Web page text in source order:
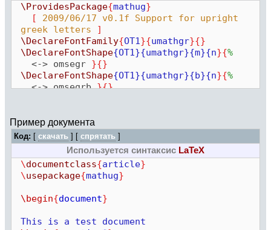
\ProvidesPackage{mathug}
[
2009/06/17 v0.1f Support for upright
greek letters
]
\DeclareFontFamily{OT1 }{umathgr}{}
\DeclareFontShape{OT1}{umathgr}{m}{n}{%
<-> omsegr }{}
\DeclareFontShape{OT1}{umathgr}{b}{n}{%
<-> omsegrb}{}
\DeclareSymbolFont
{m}{n}
\SetSymbolFont{um@thgr}{bold}{OT1}{umathgr}
{b}{n}
\DeclareMathAlphabet {\mathgbf
{umathgr}{b}{n }
{umathgr}{m}{it}
{ um@thgr }{ "61 }
Пример документа
Код: [скачать ] [спрятать ]
Используется синтаксис LaTeX
\documentclass{article}
\usepackage{mathug}
\begin{document}
This is a test document